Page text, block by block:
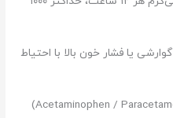
یا فشار خون بالا با احتیاط